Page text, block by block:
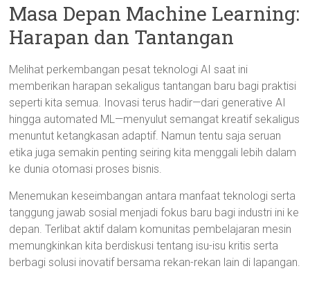
Masa Depan Machine Learning:
Harapan dan Tantangan
Melihat perkembangan pesat teknologi AI saat ini
memberikan harapan sekaligus tantangan baru bagi praktisi
seperti kita semua. Inovasi terus hadir—dari generative AI
hingga automated ML—menyulut semangat kreatif sekaligus
menuntut ketangkasan adaptif. Namun tentu saja seruan
etika juga semakin penting seiring kita menggali lebih dalam
ke dunia otomasi proses bisnis.
Menemukan keseimbangan antara manfaat teknologi serta
tanggung jawab sosial menjadi fokus baru bagi industri ini ke
depan. Terlibat aktif dalam komunitas pembelajaran mesin
memungkinkan kita berdiskusi tentang isu-isu kritis serta
berbagi solusi inovatif bersama rekan-rekan lain di lapangan.